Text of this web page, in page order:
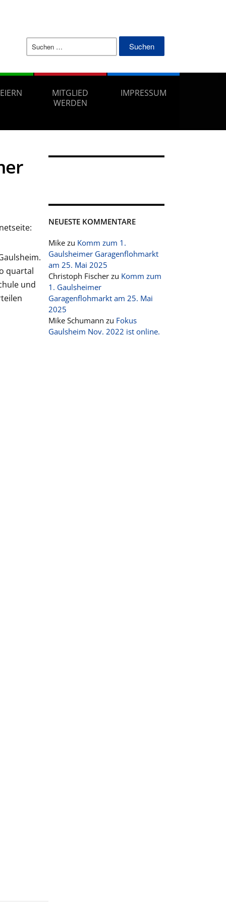
Suchen
nach:
MITGLIED
WERDEN
IMPRESSUM
quartal
und
NEUESTE KOMMENTARE
Mike zu Komm zum 1.
Gaulsheimer Garagenflohmarkt
am 25. Mai 2025
Christoph Fischer zu Komm zum
1. Gaulsheimer
Garagenflohmarkt am 25. Mai
2025
Mike Schumann zu Fokus
Gaulsheim Nov. 2022 ist online.